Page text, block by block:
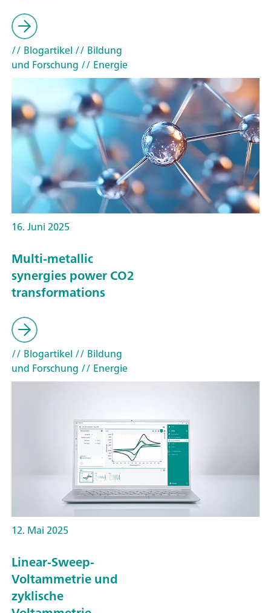
// Blogartikel // Bildung
und Forschung // Energie
16. Juni 2025
Multi-metallic
synergies power CO2
transformations
// Blogartikel // Bildung
und Forschung // Energie
12. Mai 2025
Linear-Sweep-
Voltammetrie und
zyklische